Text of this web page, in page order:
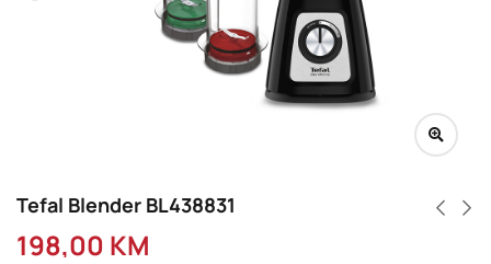
Tefal Blender BL438831
198,00 KM